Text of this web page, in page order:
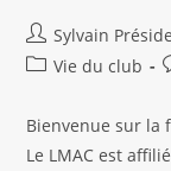
Auteur/autrice
de
Sylvain
PostVie du club
Bienvenue sur la
Le LMAC est